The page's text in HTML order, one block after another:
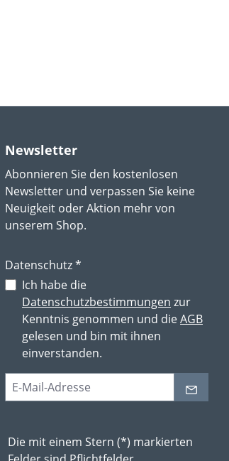
Newsletter
Abonnieren Sie den kostenlosen
Newsletter und verpassen Sie keine
Neuigkeit oder Aktion mehr von
unserem Shop.
Datenschutz *
Ich habe die
Datenschutzbestimmungen zur
Kenntnis genommen und dieAGB
gelesen und bin mit ihnen
einverstanden.
Die mit einem Stern (*) markierten